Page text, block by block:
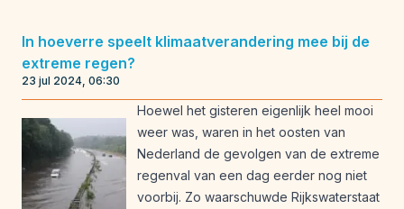
In hoeverre speelt klimaatverandering mee bij de
extreme regen?
23 jul 2024, 06:30
Hoewel het gisteren eigenlijk heel mooi
weer was, waren in het oosten van
Nederland de gevolgen van de extreme
regenval van een dag eerder nog niet
voorbij. Zo waarschuwde Rijkswaterstaat